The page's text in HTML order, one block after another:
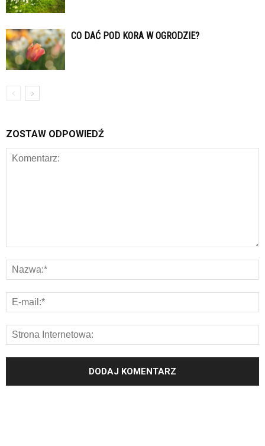
CO DAĆ POD KORA W OGRODZIE?
ZOSTAW ODPOWIEDŹ